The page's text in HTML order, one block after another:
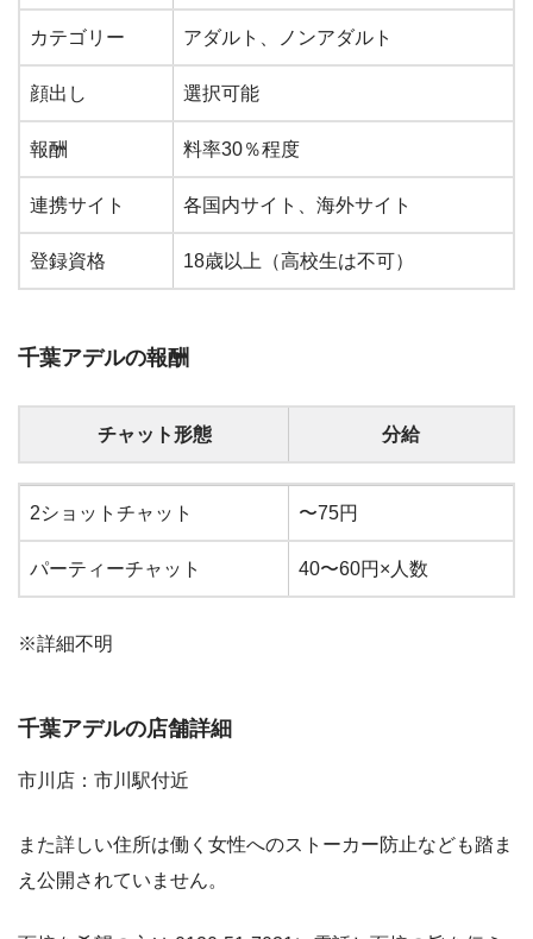
カテゴリー アダルト、ノンアダルト
顔出し 選択可能
報酬 料率30％程度
連携サイト 各国内サイト、海外サイト
登録資格 18歳以上（高校生は不可）
千葉アデルの報酬
チャット形態 分給
チャット形態
2ショットチャット 〜75円
パーティーチャット 40〜60円×人数
※詳細不明
千葉アデルの店舗詳細
市川店：市川駅付近
また詳しい住所は働く女性へのストーカー防止なども踏ま
え公開されていません。